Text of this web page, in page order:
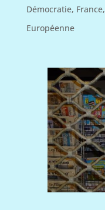
Démocratie, France,
Européenne